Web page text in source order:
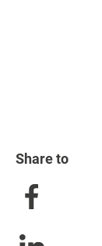
Share to